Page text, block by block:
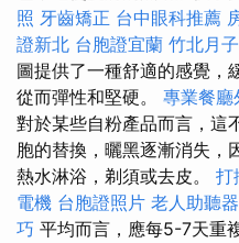
照 牙齒矯正 台中眼科推薦
證新北 台胞證宜蘭 竹北月
圖提供了一種舒適的感覺，
從而彈性和堅硬。 專業餐廳
對於某些自粉產品而言，這
胞的替換，曬黑逐漸消失，
熱水淋浴，剃須或去皮。 打
電機 台胞證照片 老人助聽
巧 平均而言，應每5-7天重